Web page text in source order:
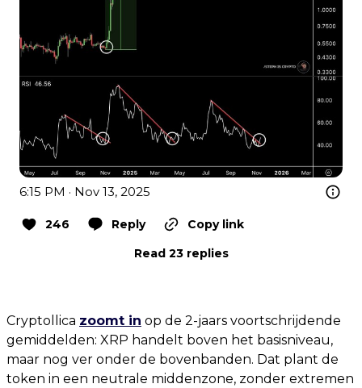
6:15 PM · Nov 13, 2025
246 Reply
Copy link
Read 23 replies
Cryptollica zoomt in op de 2-jaars voortschrijdende
gemiddelden: XRP handelt boven het basisniveau,
maar nog ver onder de bovenbanden. Dat plant de
token in een neutrale middenzone, zonder extremen